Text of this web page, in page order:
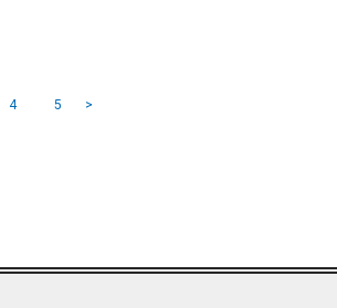
Seite
Seite
4 Seite
5 Seite
>